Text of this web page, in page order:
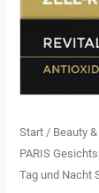
Start / Beauty
PARIS
Tag und Nacht